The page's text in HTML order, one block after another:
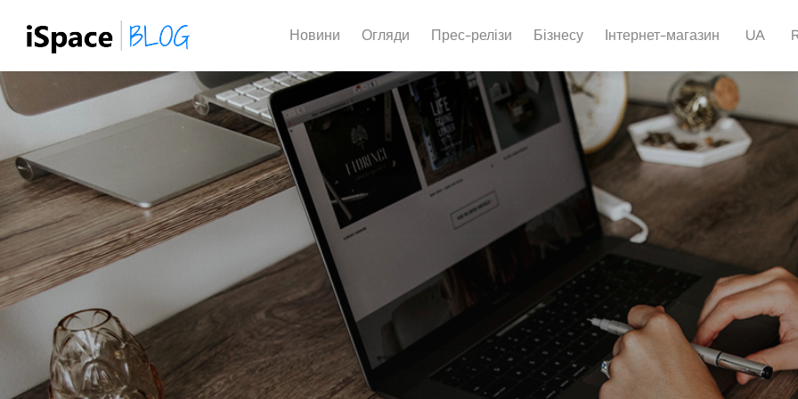
Новини Огляди Прес-релізи Бізнесу Інтернет-магазин UA